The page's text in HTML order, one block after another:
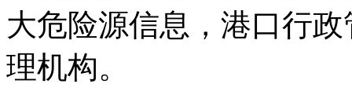
大危险源信息，港口行
理机构。